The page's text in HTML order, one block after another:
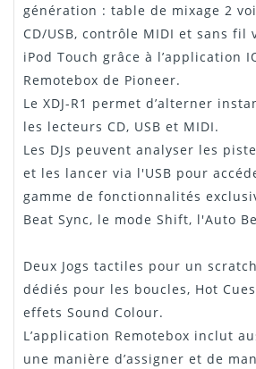
génération : table de mixage 2
CD/USB, contrôle MIDI et sans fil
iPod Touch grâce à l’application
Remotebox de Pioneer.
Le XDJ-R1 permet d’alterner
les lecteurs CD, USB et MIDI.
Les DJs peuvent analyser les
et les lancer via l'USB pour
gamme de fonctionnalités
Beat Sync, le mode Shift, l'Auto
Deux Jogs tactiles pour un
dédiés pour les boucles, Hot
effets Sound Colour.
L’application Remotebox inclut
une manière d’assigner et de